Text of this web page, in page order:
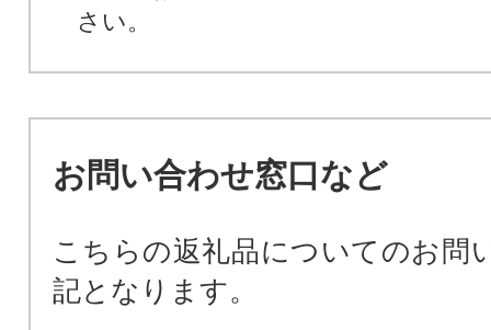
さい。
お問い合わせ窓口など
こちらの返礼品についてのお問
記となります。